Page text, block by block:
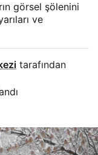
görsel şölenini
ve
tarafından